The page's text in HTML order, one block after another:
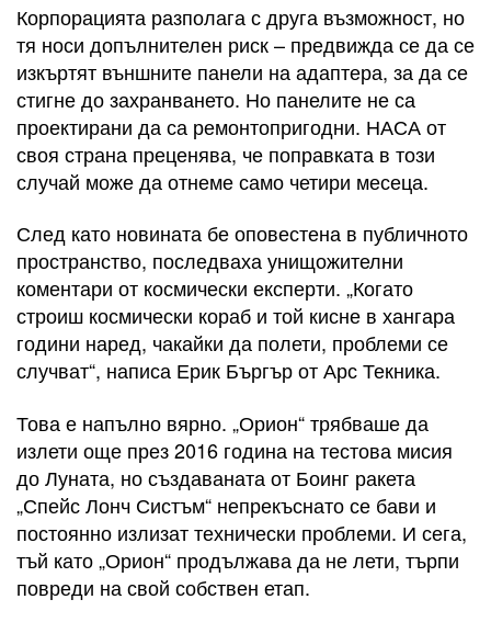
Корпорацията разполага с друга възможност, но
тя носи допълнителен риск – предвижда се да се
изкъртят външните панели на адаптера, за да се
стигне до захранването. Но панелите не са
проектирани да са ремонтопригодни. НАСА от
своя страна преценява, че поправката в този
случай може да отнеме само четири месеца.
След като новината бе оповестена в публичното
пространство, последваха унищожителни
коментари от космически експерти. „Когато
строиш космически кораб и той кисне в хангара
години наред, чакайки да полети, проблеми се
случват“, написа Ерик Бъргър от Арс Текника.
Това е напълно вярно. „Орион“ трябваше да
излети още през 2016 година на тестова мисия
до Луната, но създаваната от Боинг ракета
„Спейс Лонч Систъм“ непрекъснато се бави и
постоянно излизат технически проблеми. И сега,
тъй като „Орион“ продължава да не лети, търпи
повреди на свой собствен етап.